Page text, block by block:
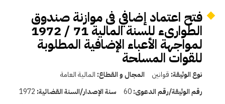
فتح اعتماد إضافي فى موازنة صندوق
الطوارىء للسنة المالية 71 / 1972
لمواجهة الأعباء الإضافية المطلوبة
للقوات المسلحة
نوع الوثيقة: قوانين المجال و القطاع: المالية العامة
رقم الوثيقة/رقم الدعوى:60 سنة الإصدار/السنة القضائية: 1972